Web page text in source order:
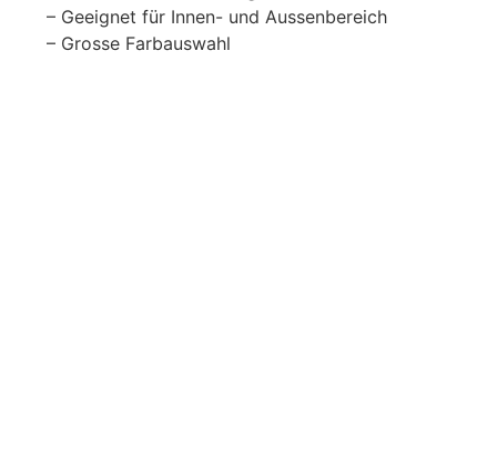
– Geeignet für Innen- und Aussenbereich
– Grosse Farbauswahl